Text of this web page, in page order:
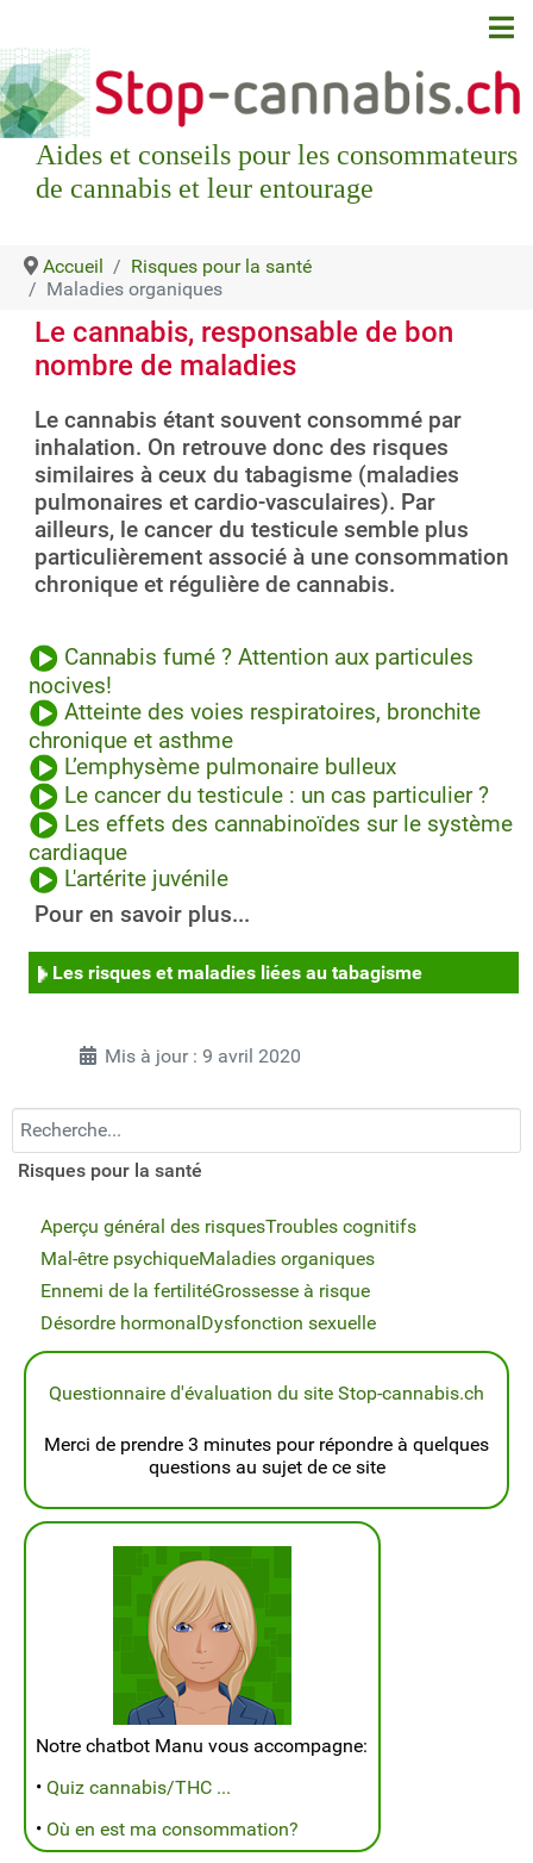
Aides et conseils pour les consommateurs
de cannabis et leur entourage
Accueil
Risques pour la santé
Maladies organiques
Le cannabis, responsable de bon
nombre de maladies
Le cannabis étant souvent consommé par
inhalation. On retrouve donc des risques
similaires à ceux du tabagisme (maladies
pulmonaires et cardio-vasculaires). Par
ailleurs, le cancer du testicule semble plus
particulièrement associé à une consommation
chronique et régulière de cannabis.
Cannabis fumé ? Attention aux particules
nocives!
Atteinte des voies respiratoires, bronchite
chronique et asthme
L’emphysème pulmonaire bulleux
Le cancer du testicule : un cas particulier ?
Les effets des cannabinoïdes sur le système
cardiaque
L'artérite juvénile
Pour en savoir plus...
Les risques et maladies liées au tabagisme
Mis à jour : 9 avril 2020
Recherchez...
Risques pour la santé
Aperçu général des risquesTroubles cognitifs
Mal-être psychiqueMaladies organiques
Ennemi de la fertilitéGrossesse à risque
Désordre hormonal Dysfonction sexuelle
Questionnaire d'évaluation du site Stop-cannabis.ch
Merci de prendre 3 minutes pour répondre à quelques
questions au sujet de ce site
Notre chatbot Manu vous accompagne:
• Quiz cannabis/THC ...
• Où en est ma consommation?